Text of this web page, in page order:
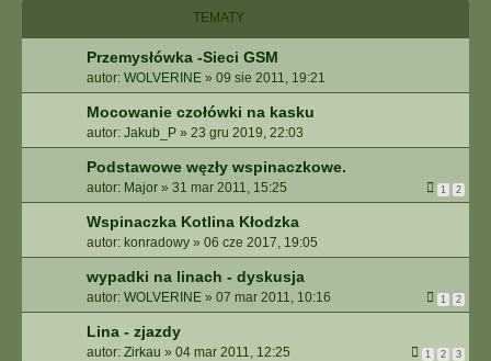
A
A
A
N
S
O
W
A
N
TEMATY
Przemysłówka -Sieci GSM
autor: WOLVERINE » 09 sie 2011, 19:21
Mocowanie czołówki na kasku
autor: Jakub_P » 23 gru 2019, 22:03
Podstawowe węzły wspinaczkowe.
autor: Major » 31 mar 2011, 15:25 1 2
Wspinaczka Kotlina Kłodzka
autor: konradowy » 06 cze 2017, 19:05
wypadki na linach - dyskusja
autor: WOLVERINE » 07 mar 2011, 10:16 1 2
Lina - zjazdy
autor: Zirkau » 04 mar 2011, 12:25 1 2 3